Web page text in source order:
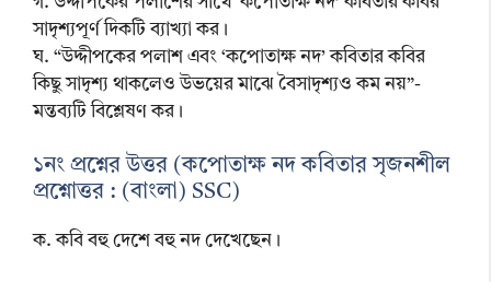
সাদৃশ্যপূর্ণ দিকটি ব্যাখ্যা কর।
ঘ. “উদ্দীপকের পলাশ এবং ‘কপোতাক্ষ নদ’ কবিতার কবির
কিছু সাদৃশ্য থাকলেও উভয়ের মাঝে বৈসাদৃশ্যও কম নয়”-
মন্তব্যটি বিশ্লেষণ কর।
১নং প্রশ্নের উত্তর (কপোতাক্ষ নদ কবিতার সৃজনশীল
প্রশ্নোত্তর : (বাংলা) SSC)
ক. কবি বহু দেশে বহু নদ দেখেছেন।